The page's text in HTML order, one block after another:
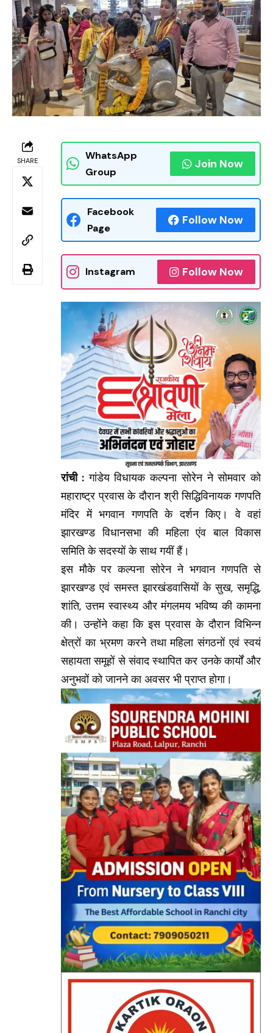
SHARE
WhatsApp
Group
Join Now
Facebook
Page
Follow Now
Instagram Follow Now
रांची :गांडेय विधायक कल्पना सोरेन ने सोमवार को
महाराष्ट्र प्रवास के दौरान श्री सिद्धिविनायक गणपति
मंदिर में भगवान गणपति के दर्शन किए। वे वहां
झारखण्ड विधानसभा की महिला एंव बाल विकास
समिति के सदस्यों के साथ गयीं हैं।
इस मौके पर कल्पना सोरेन ने भगवान गणपति से
झारखण्ड एवं समस्त झारखंडवासियों के सुख, समृद्धि,
शांति, उत्तम स्वास्थ्य और मंगलमय भविष्य की कामना
की। उन्होंने कहा कि इस प्रवास के दौरान विभिन्न
क्षेत्रों का भ्रमण करने तथा महिला संगठनों एवं स्वयं
सहायता समूहों से संवाद स्थापित कर उनके कार्यों और
अनुभवों को जानने का अवसर भी प्राप्त होगा।